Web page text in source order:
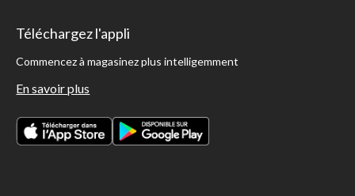
Téléchargez l'appli
Commencez à magasinez plus intelligemment
En savoir plus